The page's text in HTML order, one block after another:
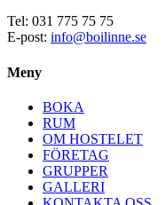
Tel: 031 775 75 75
E-post: info@boilinne.se
Meny
BOKA
RUM
OM HOSTELET
FÖRETAG
GRUPPER
GALLERI